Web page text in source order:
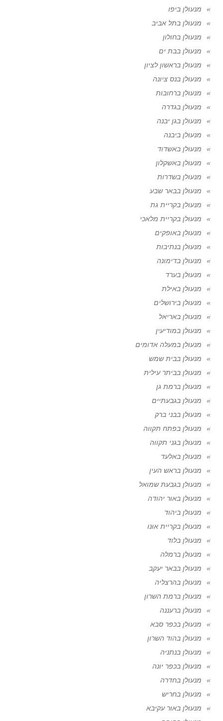
מנעולן ביפו
מנעולן בתל אביב
מנעולן בחולון
מנעולן בבת ים
מנעולן בראשון לציון
מנעולן בנס ציונה
מנעולן ברחובות
מנעולן בגדרה
מנעולן בגן יבנה
מנעולן ביבנה
מנעולן באשדוד
מנעולן באשקלון
מנעולן בשדרות
מנעולן בבאר שבע
מנעולן בקריית גת
מנעולן בקריית מלאכי
מנעולן באופקים
מנעולן בנתיבות
מנעולן בדימונה
מנעולן בערד
מנעולן באילת
מנעולן בירושלים
מנעולן באריאל
מנעולן במודיעין
מנעולן במעלה אדומים
מנעולן בבית שמש
מנעולן בביתר עילית
מנעולן ברמת גן
מנעולן בגבעתיים
מנעולן בבני ברק
מנעולן בפתח תקווה
מנעולן בגני תקווה
מנעולן באלעד
מנעולן בראש העין
מנעולן בגבעת שמואל
מנעולן באור יהודה
מנעולן ביהוד
מנעולן בקריית אונו
מנעולן בלוד
מנעולן ברמלה
מנעולן בבאר יעקב
מנעולן בהרצליה
מנעולן ברמת השרון
מנעולן ברעננה
מנעולן בכפר סבא
מנעולן בהוד השרון
מנעולן בנתניה
מנעולן בכפר יונה
מנעולן בחדרה
מנעולן בחריש
מנעולן באור עקיבא